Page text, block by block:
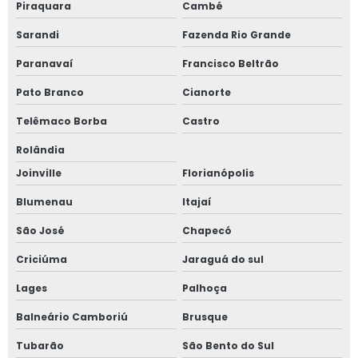
Treinamento nr 12 máquinas e equipamentos
Treinamento nr 12 online
Treinamento nr 12 roçadeira
Valor laudo nr12
Validação de projeto de máquinas
Validação de projeto de máquinas industriais
Validação de projeto de máquinas nacionais
Validação de projeto de máquinas importadas
Validação de projeto de máquinas agrícolas
Validação de projeto de máquinas mineradoras
Validação de projeto de máquinas construção civil
Piraquara Cambé
Sarandi Fazenda Rio Grande
Paranavaí Francisco Beltrão
Pato Branco Cianorte
Telêmaco Borba Castro
Rolândia
Joinville
Florianópolis
Blumenau Itajaí
São José Chapecó
Criciúma Jaraguá do sul
Lages Palhoça
Balneário Camboriú Brusque
Tubarão São Bento do Sul